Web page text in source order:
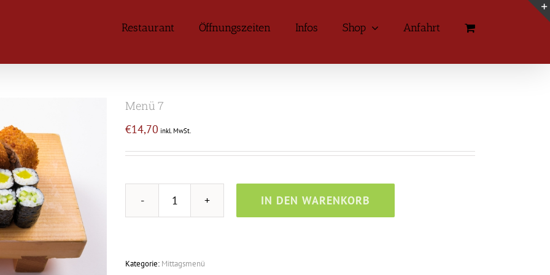
Restaurant Öffnungszeiten Infos Shop Anfahrt
Menü 7
€14,70 inkl. MwSt.
Menü
7
IN DEN WARENKORB
Kategorie: Mittagsmenü